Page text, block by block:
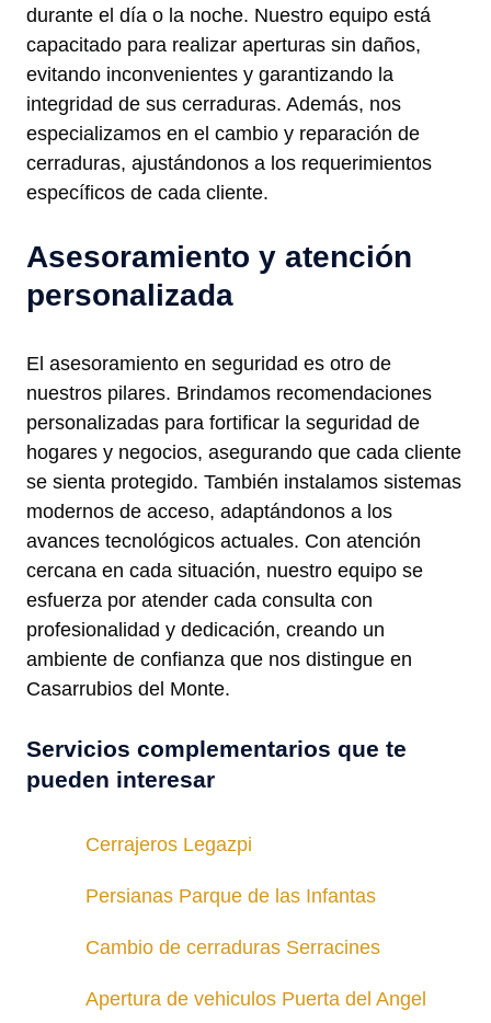
durante el día o la noche. Nuestro equipo está
capacitado para realizar aperturas sin daños,
evitando inconvenientes y garantizando la
integridad de sus cerraduras. Además, nos
especializamos en el cambio y reparación de
cerraduras, ajustándonos a los requerimientos
específicos de cada cliente.
Asesoramiento y atención
personalizada
El asesoramiento en seguridad es otro de
nuestros pilares. Brindamos recomendaciones
personalizadas para fortificar la seguridad de
hogares y negocios, asegurando que cada cliente
se sienta protegido. También instalamos sistemas
modernos de acceso, adaptándonos a los
avances tecnológicos actuales. Con atención
cercana en cada situación, nuestro equipo se
esfuerza por atender cada consulta con
profesionalidad y dedicación, creando un
ambiente de confianza que nos distingue en
Casarrubios del Monte.
Servicios complementarios que te
pueden interesar
Cerrajeros Legazpi
Persianas Parque de las Infantas
Cambio de cerraduras Serracines
Apertura de vehiculos Puerta del Angel